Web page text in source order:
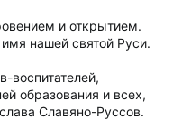
и открытием.
нашей святой Руси.
воспитателей,
образования и всех,
Славяно-Руссов.